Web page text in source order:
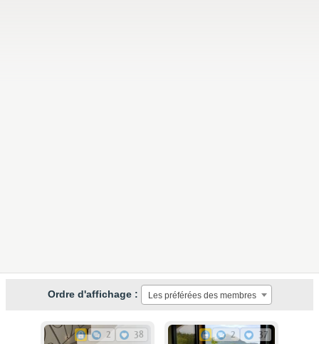
Ordre d'affichage : Les préférées des membres
2 38 2 37